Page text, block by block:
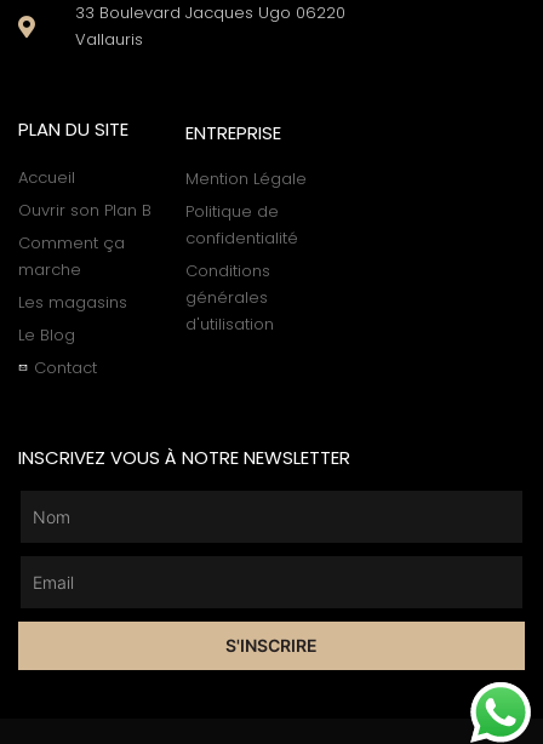
33 Boulevard Jacques Ugo 06220
Vallauris
PLAN DU SITE
Accueil
Ouvrir son Plan B
Comment ça
marche
Les magasins
Le Blog
Contact
ENTREPRISE
Mention Légale
Politique de
confidentialité
Conditions
générales
d'utilisation
INSCRIVEZ VOUS À NOTRE NEWSLETTER
S'INSCRIRE